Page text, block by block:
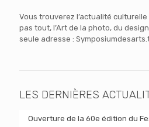
Vous trouverez l’actualité
pas tout, l’Art de la photo, du
seule adresse :
LES DERNIÈRES
Ouverture de la 60e édition du